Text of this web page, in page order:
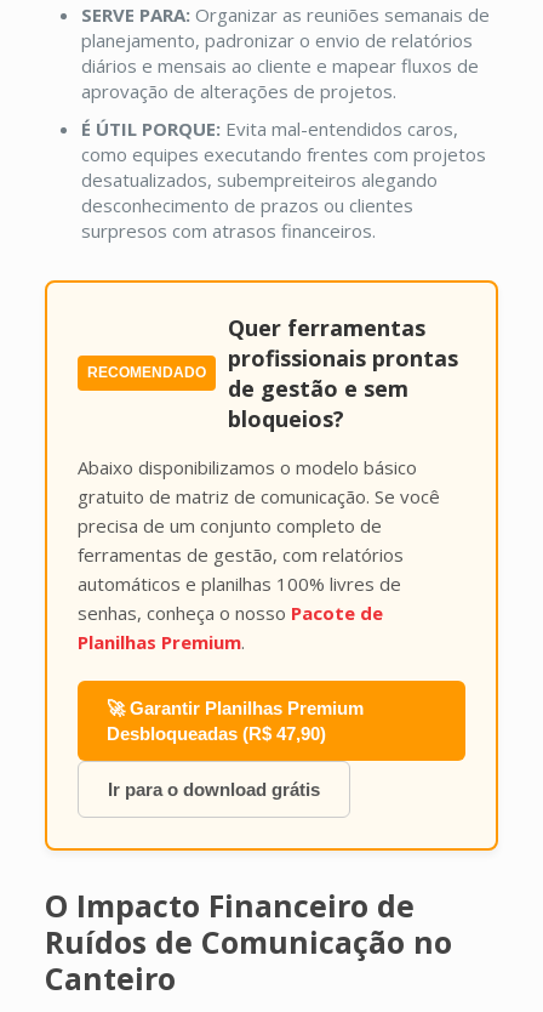
SERVE PARA: Organizar as reuniões semanais de
planejamento, padronizar o envio de relatórios
diários e mensais ao cliente e mapear fluxos de
aprovação de alterações de projetos.
É ÚTIL PORQUE: Evita mal-entendidos caros,
como equipes executando frentes com projetos
desatualizados, subempreiteiros alegando
desconhecimento de prazos ou clientes
surpresos com atrasos financeiros.
RECOMENDADO
Quer ferramentas
profissionais prontas
de gestão e sem
bloqueios?
Abaixo disponibilizamos o modelo básico
gratuito de matriz de comunicação. Se você
precisa de um conjunto completo de
ferramentas de gestão, com relatórios
automáticos e planilhas 100% livres de
senhas, conheça o nosso Pacote de
Planilhas Premium.
🚀 Garantir Planilhas Premium
Desbloqueadas (R$ 47,90)
Ir para o download grátis
O Impacto Financeiro de
Ruídos de Comunicação no
Canteiro